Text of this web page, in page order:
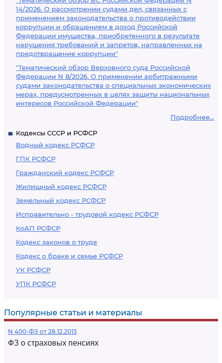
14/2026. О рассмотрении судами дел, связанных с
применением законодательства о противодействии
коррупции и обращением в доход Российской
Федерации имущества, приобретенного в результате
нарушения требований и запретов, направленных на
предотвращение коррупции"
"Тематический обзор Верховного суда Российской
Федерации N 8/2026. О применении арбитражными
судами законодательства о специальных экономических
мерах, предусмотренных в целях защиты национальных
интересов Российской Федерации"
Подробнее...
Кодексы СССР и РСФСР
Водный кодекс РСФСР
ГПК РСФСР
Гражданский кодекс РСФСР
Жилищный кодекс РСФСР
Земельный кодекс РСФСР
Исправительно - трудовой кодекс РСФСР
КоАП РСФСР
Кодекс законов о труде
Кодекс о браке и семье РСФСР
УК РСФСР
УПК РСФСР
Популярные статьи и материалы
N 400-ФЗ от 28.12.2013
ФЗ о страховых пенсиях